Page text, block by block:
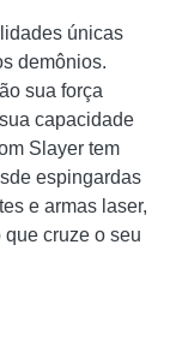
únicas
demônios.
sua força
capacidade
Slayer tem
espingardas
e armas laser,
cruze o seu